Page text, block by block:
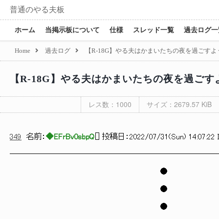
普通のやる夫板
ホーム 当掲示板について 仕様 スレッド一覧 過去ログ
Home 過去ログ 【R-18G】やる夫はかまいたちの夜を過ごす
【R-18G】やる夫はかまいたちの夜を過ごす
レス数：1000 サイズ：2679.57 KiB
349 名前： ◆EFrBv0sbpQ ] 投稿日： 2022/07/31(Sun) 14:07:22
●
●
●